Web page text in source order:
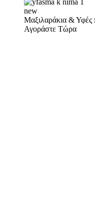
new
Μαξιλαράκια & Υφές
Αγοράστε Τώρα